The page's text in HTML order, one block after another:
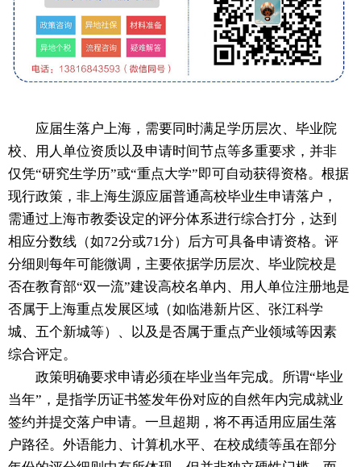
应届生落户上海，需要同时满足学历层次、毕业院
校、用人单位资质以及申请时间节点等多重要求，并非
仅凭“研究生学历”或“重点大学”即可自动获得资格。根据
现行政策，非上海生源应届普通高校毕业生申请落户，
需通过上海市教委设定的评分体系进行综合打分，达到
相应分数线（如72分或71分）后方可具备申请资格。评
分细则每年可能微调，主要依据学历层次、毕业院校是
否在教育部“双一流”建设高校名单内、用人单位注册地是
否属于上海重点发展区域（如临港新片区、张江科学
城、五个新城等）、以及是否属于重点产业领域等因素
综合评定。
政策明确要求申请必须在毕业当年完成。所谓“毕业
当年”，是指学历证书签发年份对应的自然年内完成就业
签约并提交落户申请。一旦超期，将不再适用应届生落
户路径。外语能力、计算机水平、在校成绩等虽在部分